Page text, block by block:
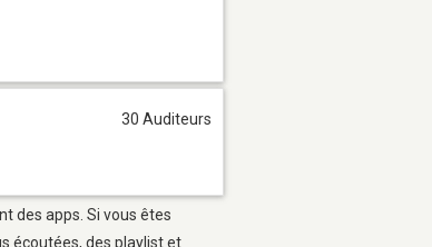
30 Auditeurs
des apps. Si vous êtes
écoutées, des playlist et